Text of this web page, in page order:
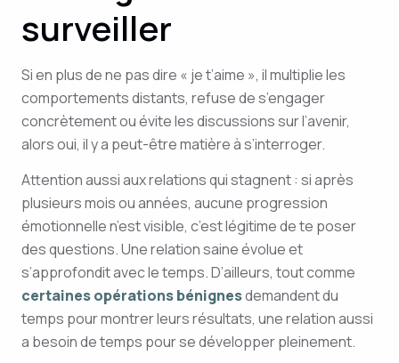
surveiller
Si en plus de ne pas dire « je t’aime », il multiplie les
comportements distants, refuse de s’engager
concrètement ou évite les discussions sur l’avenir,
alors oui, il y a peut-être matière à s’interroger.
Attention aussi aux relations qui stagnent : si après
plusieurs mois ou années, aucune progression
émotionnelle n’est visible, c’est légitime de te poser
des questions. Une relation saine évolue et
s’approfondit avec le temps. D’ailleurs, tout comme
certaines opérations bénignesdemandent du
temps pour montrer leurs résultats, une relation aussi
a besoin de temps pour se développer pleinement.